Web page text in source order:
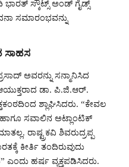
ಸ್ಕೌಟ್ಸ್ ಅಂಡ್ ಗೈಡ್ಸ್
ಸಮಾರಂಭವನ್ನು
ಸಾಹಸ
ಅವರನ್ನು ಸನ್ಮಾನಿಸಿದ
ಡಾ. ಪಿ.ಜಿ.ಆರ್.
ಶ್ಲಾಘಿಸಿದರು. “ಕೇವಲ
ಸವಾಲಿನ ಅಟ್ಲಾಂಟಿಕ್
ರಾಷ್ಟ್ರಕವಿ ಶಿವರುದ್ರಪ್ಪ
ಕೀರ್ತಿ ತಂದಿರುವುದು
ಹರ್ಷ ವ್ಯಕ್ತಪಡಿಸಿದರು.